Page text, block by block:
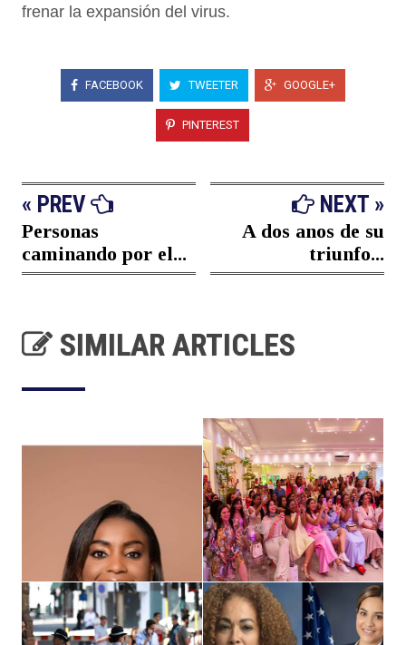
frenar la expansión del virus.
FACEBOOK TWEETER GOOGLE+
PINTEREST
« PREV
Personas
caminando por el...
NEXT »
A dos anos de su
triunfo...
SIMILAR ARTICLES